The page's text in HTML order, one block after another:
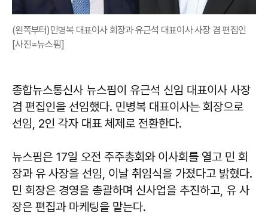
(왼쪽부터)민병복 대표이사 회장과 유근석 대표이사 사장 겸 편집인
[사진=뉴스핌]
종합뉴스통신사 뉴스핌이 유근석 신임 대표이사 사장
겸 편집인을 선임했다. 민병복 대표이사는 회장으로
선임, 2인 각자 대표 체제로 전환한다.
뉴스핌은 17일 오전 주주총회와 이사회를 열고 민 회
장과 유 사장을 선임, 이날 취임식을 가졌다고 밝혔다.
민 회장은 경영을 총괄하며 신사업을 추진하고, 유 사
장은 편집과 마케팅을 맡는다.